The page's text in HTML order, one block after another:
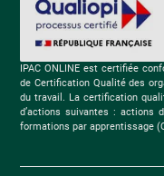
IPAC ONLINE est certifiée
de Certification Qualité des
du travail. La certification
d’actions suivantes : actions
formations par apprentissage